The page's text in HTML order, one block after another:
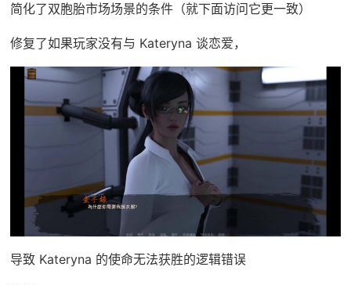
简化了双胞胎市场场景的条件（就下面访问它更一致）
修复了如果玩家没有与 Kateryna 谈恋爱，
导致 Kateryna 的使命无法获胜的逻辑错误